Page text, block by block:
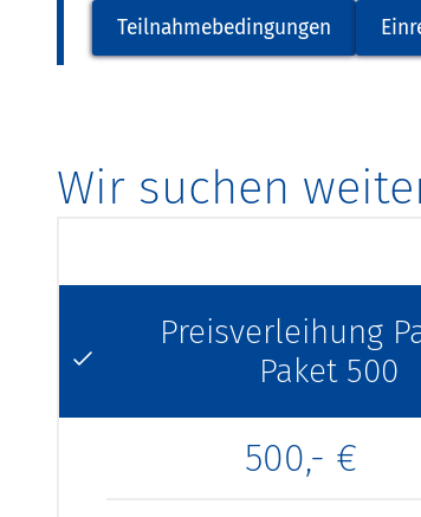
Teilnahmebedingungen
Wir suchen
Preisverleihung
Paket 500
500,- €